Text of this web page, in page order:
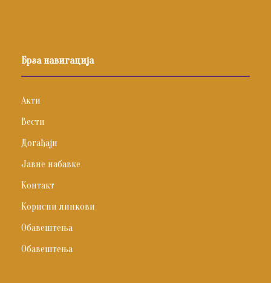
Брза навигација
Акти
Вести
Догађаји
Јавне набавке
Контакт
Корисни линкови
Обавештења
Обавештења